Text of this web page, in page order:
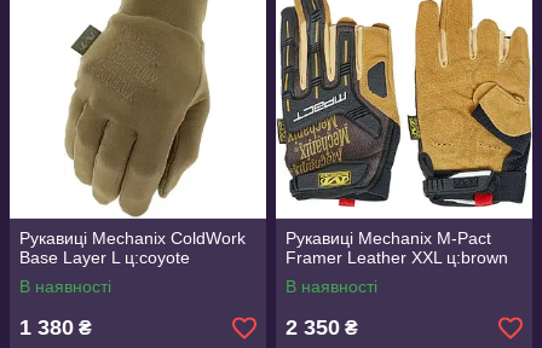
Рукавиці Mechanix ColdWork
Base Layer L ц:coyote
В наявності
1 380 ₴
Рукавиці Mechanix M-Pact
Framer Leather XXL ц:brown
В наявності
2 350 ₴